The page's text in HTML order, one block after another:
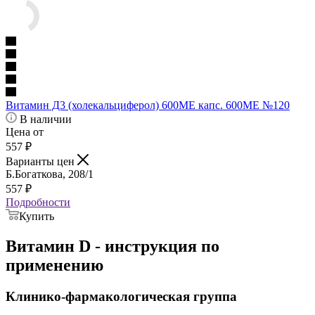
Витамин Д3 (холекальциферол) 600МЕ капс. 600МЕ №120
В наличии
Цена от
557 ₽
Варианты цен
Б.Богаткова, 208/1
557 ₽
Подробности
Купить
Витамин D - инструкция по
применению
Клинико-фармакологическая группа